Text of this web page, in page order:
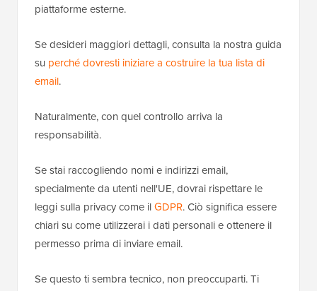
piattaforme esterne.
Se desideri maggiori dettagli, consulta la nostra guida
su perché dovresti iniziare a costruire la tua lista di
email.
Naturalmente, con quel controllo arriva la
responsabilità.
Se stai raccogliendo nomi e indirizzi email,
specialmente da utenti nell'UE, dovrai rispettare le
leggi sulla privacy come ilGDPR. Ciò significa essere
chiari su come utilizzerai i dati personali e ottenere il
permesso prima di inviare email.
Se questo ti sembra tecnico, non preoccuparti. Ti